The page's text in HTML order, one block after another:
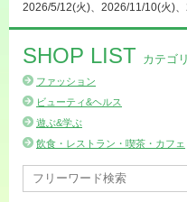
2026/5/12(火)、2026/11/10(火)
SHOP LIST カテゴ
ファッション
ビューティ&ヘルス
遊ぶ&学ぶ
飲食・レストラン・喫茶・カフェ